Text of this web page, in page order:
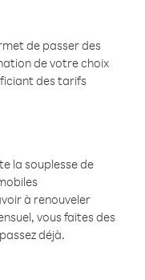
de passer des
de votre choix
des tarifs
la souplesse de
à renouveler
vous faites des
déjà.